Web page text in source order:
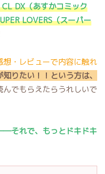
DX（あすかコミック
LOVERS（スーパー
想・レビューで内容に触れ
りたい！！という方は、
んでもらえたらうれしいで
それで、もっとドキドキ